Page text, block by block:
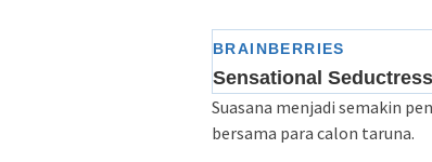
Suasana menjadi semakin
bersama para calon taruna.